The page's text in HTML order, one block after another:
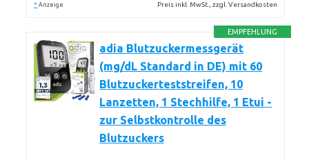
* Anzeige Preis inkl. MwSt., zzgl. Versandkosten
EMPFEHLUNG
adia Blutzuckermessgerät
(mg/dL Standard in DE) mit 60
Blutzuckerteststreifen, 10
Lanzetten, 1 Stechhilfe, 1 Etui -
zur Selbstkontrolle des
Blutzuckers